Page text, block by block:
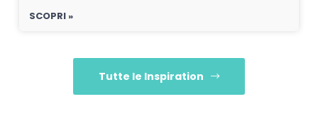
SCOPRI »
Tutte le Inspiration